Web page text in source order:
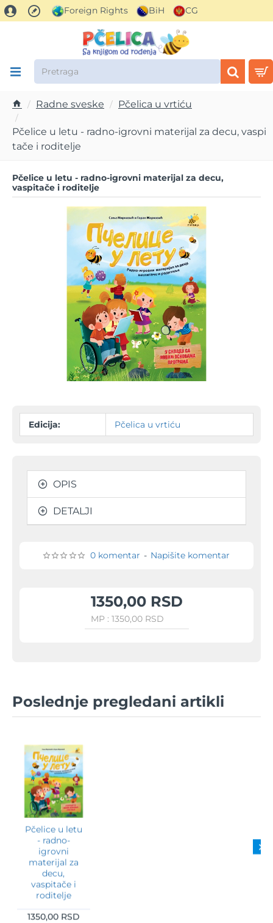
Foreign Rights BiH CG
Pretraga
h
o
m
Radne sveske Pčelica u vrtiću
Pčelice u letu - radno-igrovni materijal za decu, vaspi
tače i roditelje
Pčelice u letu - radno-igrovni materijal za decu,
vaspitače i roditelje
Edicija: Pčelica u vrtiću
OPIS
DETALJI
0 komentar - Napišite komentar
1350,00 RSD
MP : 1350,00 RSD
Poslednje pregledani artikli
Pčelice u letu
- radno-
igrovni
materijal za
decu,
vaspitače i
roditelje
1350,00 RSD